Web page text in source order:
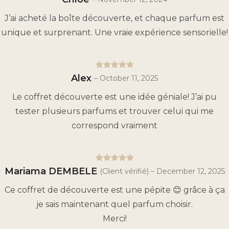
of 5
J’ai acheté la boîte découverte, et chaque parfum est
unique et surprenant. Une vraie expérience sensorielle!
Rated 5out
of 5
Alex – October 11, 2025
Le coffret découverte est une idée géniale! J’ai pu
tester plusieurs parfums et trouver celui qui me
correspond vraiment
Rated out
of 5
Mariama DEMBELE (Client vérifié) – December 12, 2025
Ce coffret de découverte est une pépite 😊 grâce à ça
je sais maintenant quel parfum choisir.
Merci!